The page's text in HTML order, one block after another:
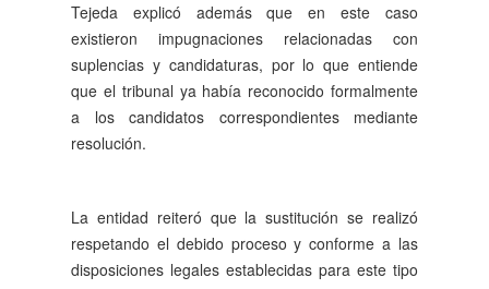
Tejeda explicó además que en este caso
existieron impugnaciones relacionadas con
suplencias y candidaturas, por lo que entiende
que el tribunal ya había reconocido formalmente
a los candidatos correspondientes mediante
resolución.
La entidad reiteró que la sustitución se realizó
respetando el debido proceso y conforme a las
disposiciones legales establecidas para este tipo